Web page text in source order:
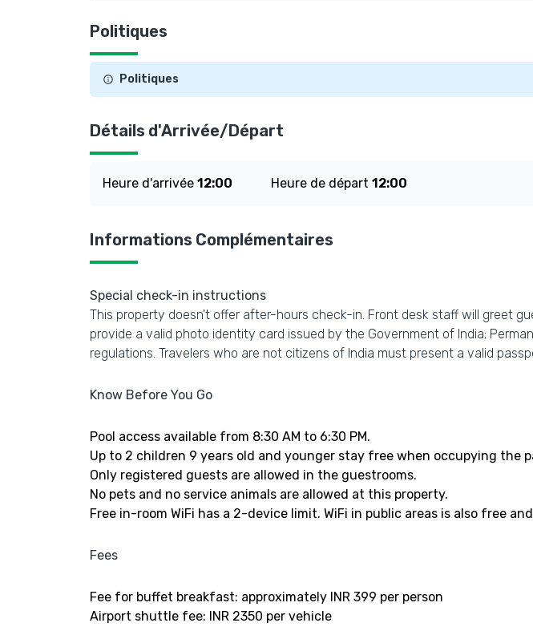
Politiques
Politiques
Détails d'Arrivée/Départ
Heure d'arrivée 12:00 Heure de départ 12:00
Informations Complémentaires
Special check-in instructions
This property doesn't offer after-hours check-in. Front desk staff will greet
provide a valid photo identity card issued by the Government of India;
regulations. Travelers who are not citizens of India must present a valid
Know Before You Go
Pool access available from 8:30 AM to 6:30 PM.
Up to 2 children 9 years old and younger stay free when occupying the
Only registered guests are allowed in the guestrooms.
No pets and no service animals are allowed at this property.
Free in-room WiFi has a 2-device limit. WiFi in public areas is also free
Fees
Fee for buffet breakfast: approximately INR 399 per person
Airport shuttle fee: INR 2350 per vehicle